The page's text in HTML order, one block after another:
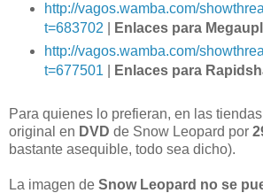
http://vagos.wamba.com/
t=683702
Enlaces para
http://vagos.wamba.com/
t=677501
Enlaces para
Para quienes lo prefieran, en las
original en DVD de Snow Leopard por
bastante asequible, todo sea dicho).
La imagen de Snow Leopard no se